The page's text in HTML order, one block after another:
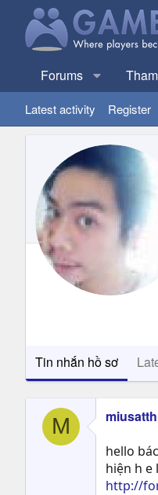
Forums
Latest activity Register
Tin nhắn hồ sơ
M
hello
hiện h e
http://